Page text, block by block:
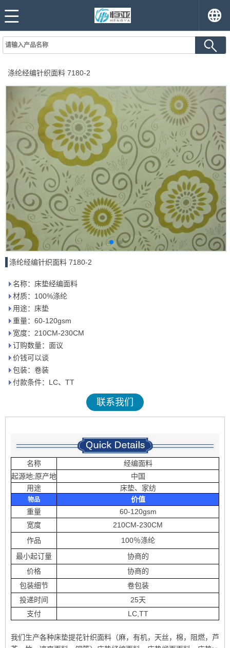
涤纶经编针织面料 7180-2
涤纶经编针织面料 7180-2
名称：床垫经编面料
材质：100%涤纶
用途：床垫
重量：60-120gsm
宽度：210CM-230CM
订购数量：面议
价钱可以谈
包装：卷装
付款条件：LC、TT
联系我们
名称
经编面料
起源地;原产地
中国
用途
床垫、家纺
物品
价值
重量
60-120gsm
宽度
210CM-230CM
作品
100％涤纶
最小起订量
协商的
价格
协商的
包装细节
卷包装
投递时间
25天
支付
LC,TT
我们生产各种床垫提花针织面料（麻，有机，天丝，棉，阻燃，芦